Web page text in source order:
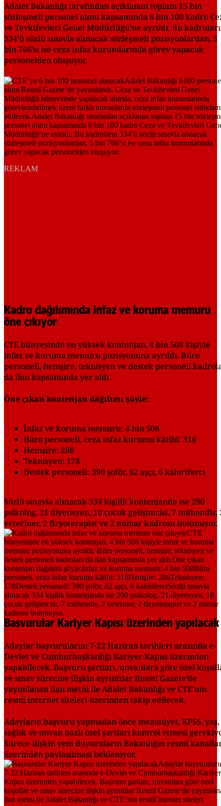
Adalet Bakanlığı tarafından açıklanan toplam 15 bin
sözleşmeli personel alımı kapsamında 6 bin 100 kadro
ve Tevkifevleri Genel Müdürlüğü’ne ayrıldı. Bu
334’ü sözlü sınavla alınacak sözleşmeli pozisyonlardan, 5
bin 766’sı ise ceza infaz kurumlarında görev yapacak
personelden oluşuyor.
REKLAM
Kadro dağılımında infaz ve koruma memuru
öne çıkıyor
CTE bünyesinde en yüksek kontenjan, 4 bin 508 kişiyle
infaz ve koruma memuru pozisyonuna ayrıldı. Büro
personeli, hemşire, teknisyen ve destek personeli
da ilan kapsamında yer aldı.
Öne çıkan kontenjan dağılımı şöyle:
İnfaz ve koruma memuru: 4 bin 508
Büro personeli, ceza infaz kurumu kâtibi: 316
Hemşire: 286
Teknisyen: 178
Destek personeli: 390 şoför, 82 aşçı, 6 kaloriferci
Sözlü sınavla alınacak 334 kişilik kontenjanda ise 290
psikolog, 21 diyetisyen, 10 çocuk gelişimcisi, 7 mühendis,
veteriner, 2 fizyoterapist ve 2 mimar kadrosu bulunuyor.
Başvurular Kariyer Kapısı üzerinden yapılacak
Adaylar başvurularını 7-22 Haziran tarihleri arasında e-
Devlet ve Cumhurbaşkanlığı Kariyer Kapısı üzerinden
yapabilecek. Başvuru şartları, unvanlara göre özel
ve sınav sürecine ilişkin ayrıntılar Resmî Gazete’de
yayımlanan ilan metni ile Adalet Bakanlığı ve CTE’nin
resmî internet siteleri üzerinden takip edilecek.
Adayların başvuru yapmadan önce mezuniyet, KPSS, yaş,
sağlık ve unvan bazlı özel şartları kontrol etmesi
Sürece ilişkin yeni duyuruların Bakanlığın resmî
üzerinden paylaşılması bekleniyor.